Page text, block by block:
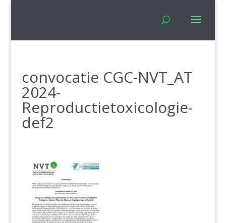
convocatie CGC-NVT_AT
2024-
Reproductietoxicologie-
def2